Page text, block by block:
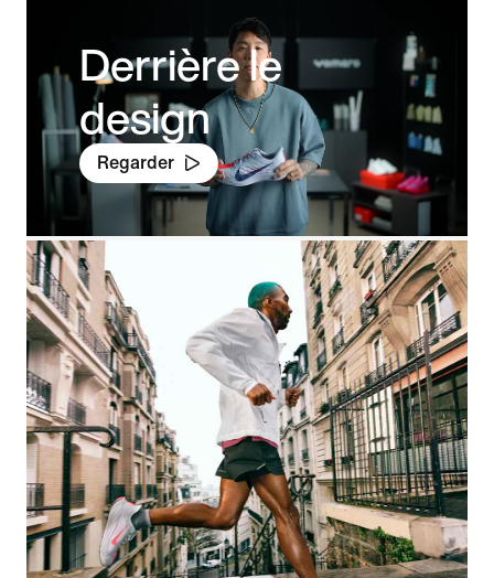
Derrière le
design
Regarder